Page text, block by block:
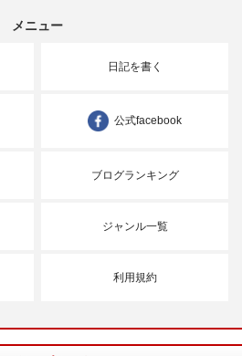
メニュー
日記を書く
公式facebook
ブログランキング
ジャンル一覧
利用規約